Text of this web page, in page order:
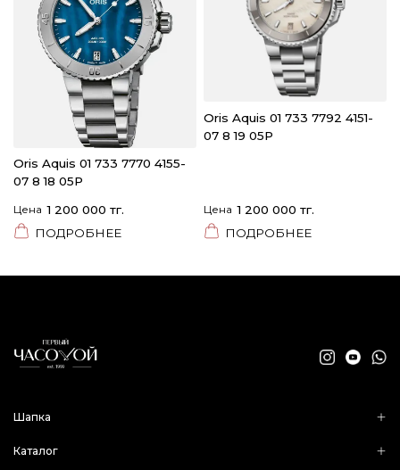
Oris Aquis 01 733 7770 4155-
07 8 18 05P
Цена 1 200 000 тг.
ПОДРОБНЕЕ
Oris Aquis 01 733 7792 4151-
07 8 19 05P
Цена 1 200 000 тг.
ПОДРОБНЕЕ
Шапка
Каталог